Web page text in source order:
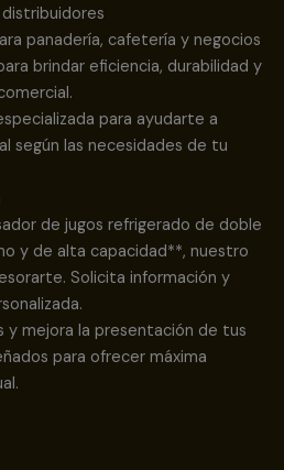
panadería, cafetería y negocios
brindar eficiencia, durabilidad y
para ayudarte a
según las necesidades de tu
de jugos refrigerado de doble
y de alta capacidad**, nuestro
Solicita información y
y mejora la presentación de tus
para ofrecer máxima